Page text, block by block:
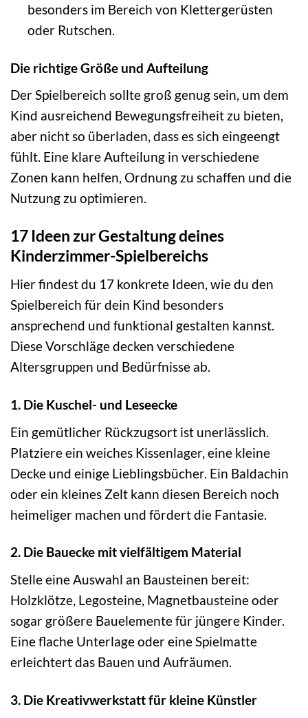
besonders im Bereich von Klettergerüsten
oder Rutschen.
Die richtige Größe und Aufteilung
Der Spielbereich sollte groß genug sein, um dem
Kind ausreichend Bewegungsfreiheit zu bieten,
aber nicht so überladen, dass es sich eingeengt
fühlt. Eine klare Aufteilung in verschiedene
Zonen kann helfen, Ordnung zu schaffen und die
Nutzung zu optimieren.
17 Ideen zur Gestaltung deines
Kinderzimmer-Spielbereichs
Hier findest du 17 konkrete Ideen, wie du den
Spielbereich für dein Kind besonders
ansprechend und funktional gestalten kannst.
Diese Vorschläge decken verschiedene
Altersgruppen und Bedürfnisse ab.
1. Die Kuschel- und Leseecke
Ein gemütlicher Rückzugsort ist unerlässlich.
Platziere ein weiches Kissenlager, eine kleine
Decke und einige Lieblingsbücher. Ein Baldachin
oder ein kleines Zelt kann diesen Bereich noch
heimeliger machen und fördert die Fantasie.
2. Die Bauecke mit vielfältigem Material
Stelle eine Auswahl an Bausteinen bereit:
Holzklötze, Legosteine, Magnetbausteine oder
sogar größere Bauelemente für jüngere Kinder.
Eine flache Unterlage oder eine Spielmatte
erleichtert das Bauen und Aufräumen.
3. Die Kreativwerkstatt für kleine Künstler